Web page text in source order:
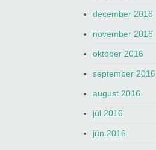
december 2016
november 2016
október 2016
september 2016
august 2016
júl 2016
jún 2016